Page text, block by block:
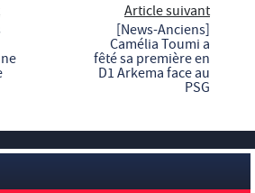
Article suivant
[News-Anciens]
Camélia Toumi a
fêté sa première en
D1 Arkema face au
PSG